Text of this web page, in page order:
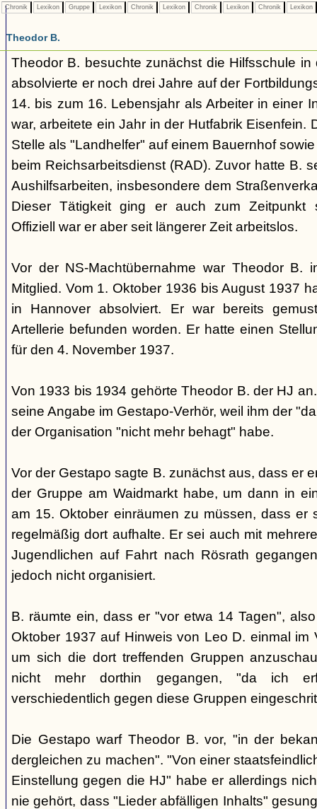
Chronik Lexikon Gruppe Lexikon Chronik Lexikon Chronik Lexikon Chronik Lexikon
Theodor B.
Theodor B. besuchte zunächst die Hilfsschule
absolvierte er noch drei Jahre auf der
14. bis zum 16. Lebensjahr als Arbeiter in einer
war, arbeitete ein Jahr in der Hutfabrik Eisenfein.
Stelle als "Landhelfer" auf einem Bauernhof
beim Reichsarbeitsdienst (RAD). Zuvor hatte B.
Aushilfsarbeiten, insbesondere dem
Dieser Tätigkeit ging er auch zum Zeitpunkt
Offiziell war er aber seit längerer Zeit arbeitslos.
Vor der NS-Machtübernahme war Theodor B.
Mitglied. Vom 1. Oktober 1936 bis August 1937
in Hannover absolviert. Er war bereits
Artellerie befunden worden. Er hatte einen
für den 4. November 1937.
Von 1933 bis 1934 gehörte Theodor B. der HJ
seine Angabe im Gestapo-Verhör, weil ihm der
der Organisation "nicht mehr behagt" habe.
Vor der Gestapo sagte B. zunächst aus, dass er
der Gruppe am Waidmarkt habe, um dann in
am 15. Oktober einräumen zu müssen, dass er
regelmäßig dort aufhalte. Er sei auch mit
Jugendlichen auf Fahrt nach Rösrath
jedoch nicht organisiert.
B. räumte ein, dass er "vor etwa 14 Tagen",
Oktober 1937 auf Hinweis von Leo D. einmal im
um sich die dort treffenden Gruppen
nicht mehr dorthin gegangen, "da ich
verschiedentlich gegen diese Gruppen
Die Gestapo warf Theodor B. vor, "in der
dergleichen zu machen". "Von einer
Einstellung gegen die HJ" habe er allerdings
nie gehört, dass "Lieder abfälligen Inhalts"